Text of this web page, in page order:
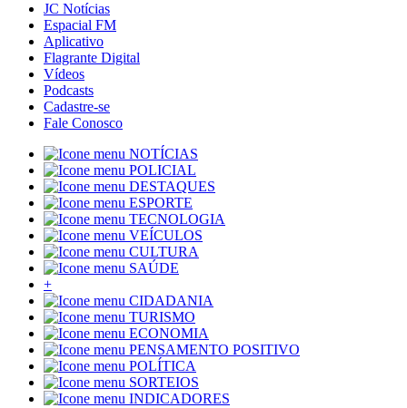
JC Notícias
Espacial FM
Aplicativo
Flagrante Digital
Vídeos
Podcasts
Cadastre-se
Fale Conosco
NOTÍCIAS
POLICIAL
DESTAQUES
ESPORTE
TECNOLOGIA
VEÍCULOS
CULTURA
SAÚDE
+
CIDADANIA
TURISMO
ECONOMIA
PENSAMENTO POSITIVO
POLÍTICA
SORTEIOS
INDICADORES